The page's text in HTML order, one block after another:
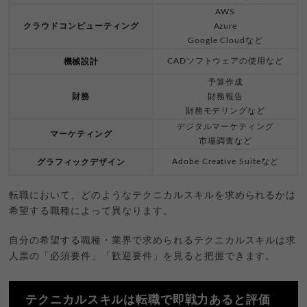
クラウドコンピューティング
AWS
Azure
Google Cloudなど
機械設計 CADソフトウェアの使用など
財務
予算作成
財務報告
財務モデリングなど
マーケティング
デジタルマーケティング
市場調査など
グラフィックデザイン Adobe Creative Suiteなど
転職において、どのようなテクニカルスキルを求められるかは
希望する職種によって異なります。
自分の希望する職種・業界で求められるテクニカルスキルは求
人票の「必須要件」「歓迎要件」を見ると把握できます。
テクニカルスキルは転職で即戦力あると評価